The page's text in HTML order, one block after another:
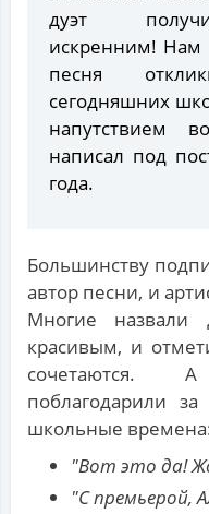
дуэт
искренним! Нам
песня
сегодняшних
напутствием
написал под
года.
Большинству
автор песни, и
Многие
красивым, и
сочетаются.
поблагодарили
школьные
"Вот это да!
"С премьерой,